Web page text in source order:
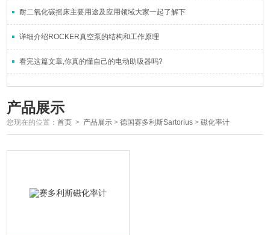
耐二氧化碳摇床主要用途及应用领域大家一起了解下
详细介绍ROCKER真空泵的结构和工作原理
看完这篇文章,你真的懂自己的电动助吸器吗?
产品展示
您现在的位置：首页 > 产品展示 >德国赛多利斯Sartorius >磁化率计